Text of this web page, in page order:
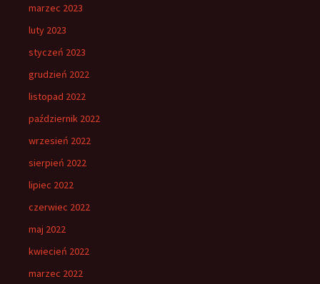
marzec 2023
luty 2023
styczeń 2023
grudzień 2022
listopad 2022
październik 2022
wrzesień 2022
sierpień 2022
lipiec 2022
czerwiec 2022
maj 2022
kwiecień 2022
marzec 2022